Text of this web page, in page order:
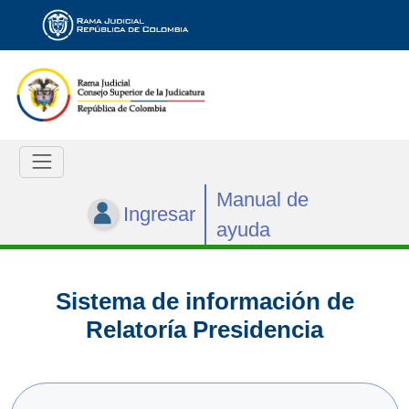
Ingresar
Manual de
ayuda
Sistema de información de
Relatoría Presidencia